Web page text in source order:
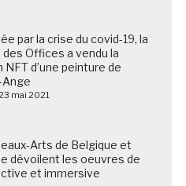
par la crise du covid-19, la
des Offices a vendu la
NFT d’une peinture de
mai 2021
Arts de Belgique et
dévoilent les oeuvres de
et immersive